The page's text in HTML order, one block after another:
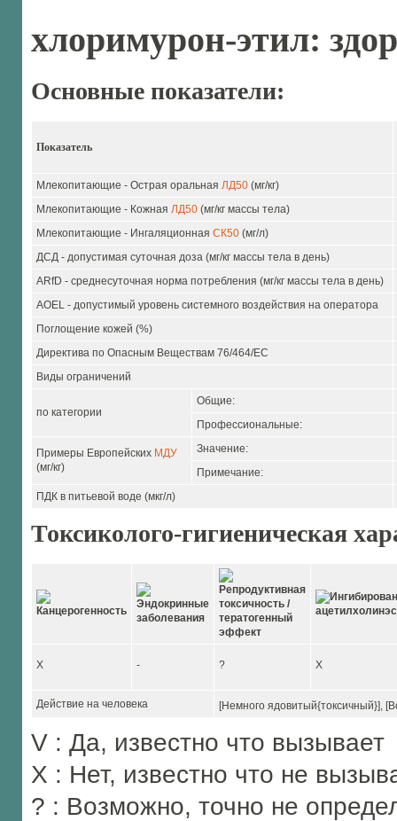
хлоримурон-этил:
Основные показатели:
Показатель
Млекопитающие - Острая оральная ЛД50 (мг/кг)
Млекопитающие - Кожная ЛД50 (мг/кг массы тела)
Млекопитающие - Ингаляционная СК50 (мг/л)
ДСД - допустимая суточная доза (мг/кг массы тела в день)
ARfD - среднесуточная норма потребления (мг/кг массы тела в день)
AOEL - допустимый уровень системного воздействия на оператора
Поглощение кожей (%)
Директива по Опасным Веществам 76/464/ЕС
Виды ограничений
по категории
Общие:
Профессиональные:
Примеры Европейских МДУ
(мг/кг)
Значение:
Примечание:
ПДК в питьевой воде (мкг/л)
Токсиколого-гигиеническая
X - ? X
Действие на человека [Немного ядовитый{токсичный}],
V : Да, известно что вызывает
X : Нет, известно что не
? : Возможно, точно не